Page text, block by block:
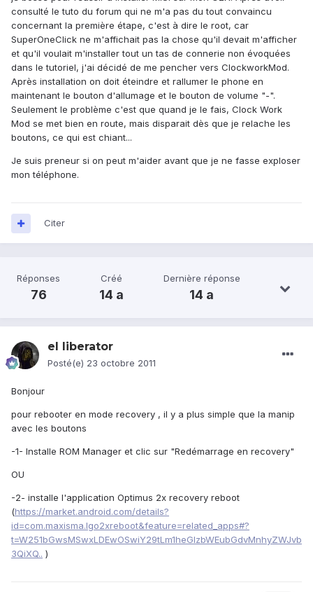
consulté le tuto du forum qui ne m'a pas du tout convaincu
concernant la première étape, c'est à dire le root, car
SuperOneClick ne m'affichait pas la chose qu'il devait m'afficher
et qu'il voulait m'installer tout un tas de connerie non évoquées
dans le tutoriel, j'ai décidé de me pencher vers ClockworkMod.
Après installation on doit éteindre et rallumer le phone en
maintenant le bouton d'allumage et le bouton de volume "-".
Seulement le problème c'est que quand je le fais, Clock Work
Mod se met bien en route, mais disparait dès que je relache les
boutons, ce qui est chiant...
Je suis preneur si on peut m'aider avant que je ne fasse exploser
mon téléphone.
Citer
Réponses
76
Créé
14 a
Dernière réponse
14 a
el liberator
Posté(e) 23 octobre 2011
Bonjour
pour rebooter en mode recovery , il y a plus simple que la manip
avec les boutons
-1- Installe ROM Manager et clic sur "Redémarrage en recovery"
OU
-2- installe l'application Optimus 2x recovery reboot
(https://market.android.com/details?
id=com.maxisma.lgo2xreboot&feature=related_apps#?
t=W251bGwsMSwxLDEwOSwiY29tLm1heGlzbWEubGdvMnhyZWJvb
3QiXQ.. )